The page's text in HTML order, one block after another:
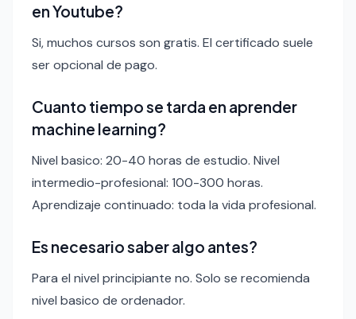
en Youtube?
Si, muchos cursos son gratis. El certificado suele
ser opcional de pago.
Cuanto tiempo se tarda en aprender
machine learning?
Nivel basico: 20-40 horas de estudio. Nivel
intermedio-profesional: 100-300 horas.
Aprendizaje continuado: toda la vida profesional.
Es necesario saber algo antes?
Para el nivel principiante no. Solo se recomienda
nivel basico de ordenador.